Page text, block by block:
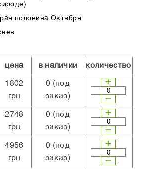
половина Октября
цена в наличии количество
1802
грн
0 (под
заказ)
2748
грн
0 (под
заказ)
4956
грн
0 (под
заказ)